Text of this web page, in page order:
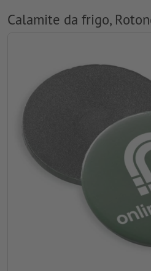
Calamite da frigo,